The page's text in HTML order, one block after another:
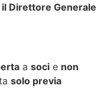
il Direttore Generale
a soci e non
solo previa